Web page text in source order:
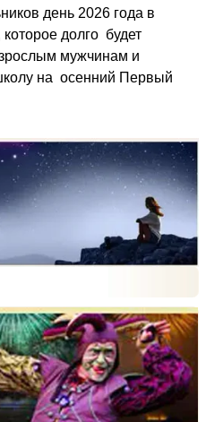
день 2026 года в
долго будет
мужчинам и
на осенний Первый